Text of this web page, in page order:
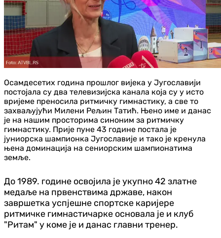
Осамдесетих година прошлог вијека у Југославији
постојала су два телевизијска канала која су у исто
вријеме преносила ритмичку гимнастику, а све то
захваљујући Милени Рељин Татић. Њено име и данас
је на нашим просторима синоним за ритмичку
гимнастику. Прије пуне 43 године постала је
јуниорска шампионка Југославије и тако је кренула
њена доминација на сениорским шампионатима
земље.
До 1989. године освојила је укупно 42 златне
медаље на првенствима државе, након
завршетка успјешне спортске каријере
ритмичке гимнастичарке основала је и клуб
"Ритам" у коме је и данас главни тренер.